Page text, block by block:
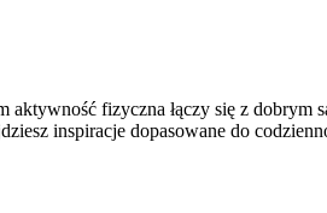
fizyczna łączy się z dobrym
inspiracje dopasowane do